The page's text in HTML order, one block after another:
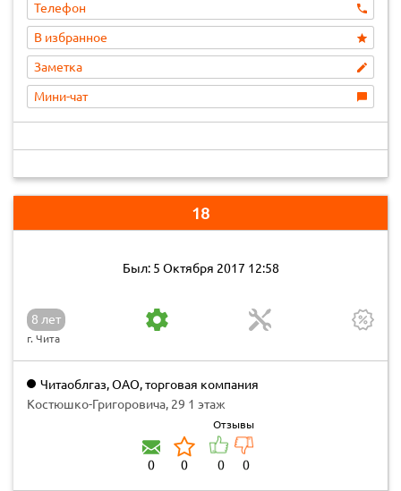
Телефон
В избранное
Заметка
Мини-чат
18
Был: 5 Октября 2017 12:58
8 лет
г. Чита
Читаоблгаз, ОАО, торговая компания
Костюшко-Григоровича, 29 1 этаж
0 0
Отзывы
0 0